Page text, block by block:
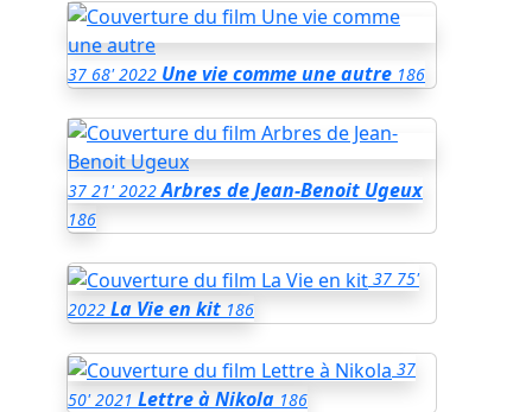
37 68' 2022 Une vie comme une autre 186
37 21' 2022 Arbres de Jean-Benoit Ugeux
186
37 75'
2022 La Vie en kit 186
37
50' 2021 Lettre à Nikola 186